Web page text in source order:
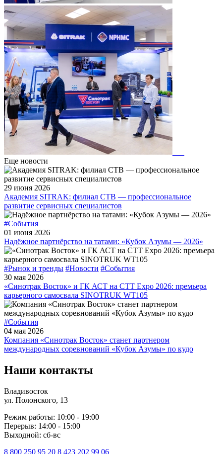
Еще новости
29 июня 2026
Академия SITRAK: филиал СТВ — профессиональное
развитие сервисных специалистов
#События
01 июня 2026
Надёжное партнёрство на татами: «Кубок Азумы — 2026»
#Рынок и тренды #Новости #События
30 мая 2026
«Синотрак Восток» и ГК АСТ на СТТ Expo 2026: премьера
карьерного самосвала SINOTRUK WT105
#События
04 мая 2026
Компания «Синотрак Восток» станет партнером
международных соревнований «Кубок Азумы» по кудо
Наши контакты
Владивосток
ул. Полонского, 13
Режим работы: 10:00 - 19:00
Перерыв: 14:00 - 15:00
Выходной: сб-вс
8 800 250 95 20 8 423 202 99 06